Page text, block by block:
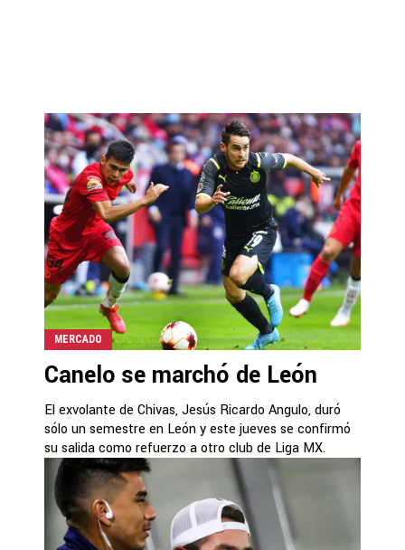
MERCADO
Canelo se marchó de León
El exvolante de Chivas, Jesús Ricardo Angulo, duró
sólo un semestre en León y este jueves se confirmó
su salida como refuerzo a otro club de Liga MX.